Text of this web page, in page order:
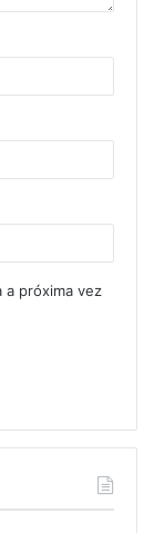
a próxima vez